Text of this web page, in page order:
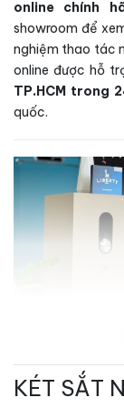
online chính
showroom để
nghiệm thao tác
online được hỗ
TP.HCM trong
quốc.
Kích
PRO-G
KÉT SẮT